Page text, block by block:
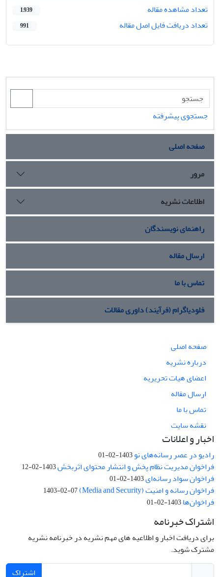
تعداد مشاهده مقاله
1,939
تعداد دریافت فایل اصل مقاله 991
جستجوی پیشرفته
صفحه اصلی
مرور
اطلاعات نشریه
راهنمای نویسندگان
ارسال مقاله
تماس با ما
فلودیاگرام (فرآیند) داوری مقالات
صفحه اصلی
درباره نشریه
اعضای هیات تحریریه
ارسال مقاله
تماس با ما
نقشه سایت
اخبار و اعلانات
رادیو در عصر رسانه‌های نو1403-02-01
فراخوان مدیریت نظام پخش و انتشار محتوای اثربخش1403-02-12
فراخوان سواد رسانه‌ای1403-02-01
فراخوان رسانه و امنیت (Media and Security) 1403-02-07
فراخوان‌ها1403-02-01
اشتراک خبرنامه
برای دریافت اخبار و اطلاعیه های مهم نشریه در خبرنامه نشریه
مشترک شوید.
اشتراک